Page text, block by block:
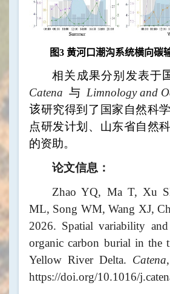
图3 黄河口潮沟系统横向碳
相关成果分别发表于
Catena 与 Limnology and
该研究得到了国家自然科
点研发计划、山东省自然
的资助。
论文信息：
Zhao YQ, Ma T, Xu
ML, Song WM, Wang XJ,
2026. Spatial variability
organic carbon burial in the
Yellow River Delta. Catena
https://doi.org/10.1016/